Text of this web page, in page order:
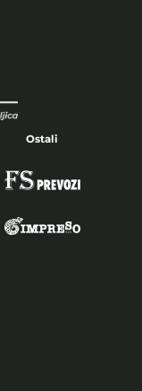
Ostali